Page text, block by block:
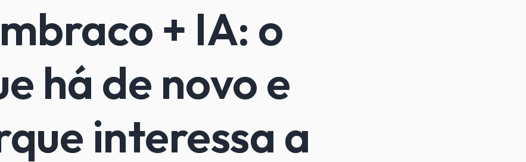
+ IA: o
há de novo e
interessa a